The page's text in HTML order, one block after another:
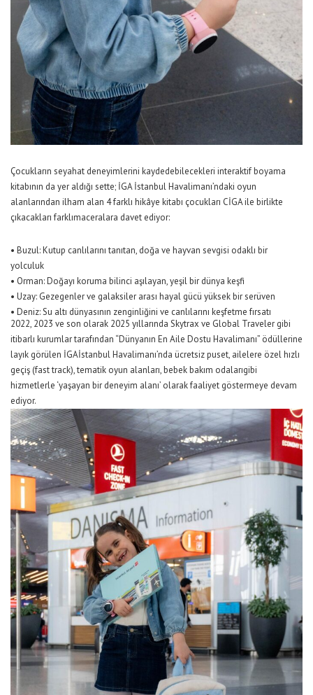
Çocukların seyahat deneyimlerini kaydedebilecekleri interaktifboyama
kitabının da yer aldığı sette; İGA İstanbul Havalimanı’ndaki oyun
alanlarından ilham alan 4 farklı hikâye kitabı çocukları CİGAile birlikte
çıkacakları farklımaceralara davet ediyor:
• Buzul:Kutup canlılarını tanıtan, doğa ve hayvan sevgisi odaklı bir
yolculuk
• Orman:Doğayı koruma bilinci aşılayan, yeşil bir dünya keşfi
• Uzay: Gezegenler ve galaksiler arası hayal gücü yüksek bir serüven
• Deniz:Su altı dünyasının zenginliğini ve canlılarını keşfetme fırsatı
2022, 2023 ve son olarak 2025 yıllarında Skytrax ve Global Traveler gibi
itibarlı kurumlartarafından “Dünyanın En Aile Dostu Havalimanı” ödüllerine
layık görülen İGAİstanbul Havalimanı’nda ücretsiz puset, ailelere özel hızlı
geçiş (fasttrack), tematik oyun alanları,bebek bakım odalarıgibi
hizmetlerle ‘yaşayan bir deneyim alanı’ olarakfaaliyet göstermeye devam
ediyor.